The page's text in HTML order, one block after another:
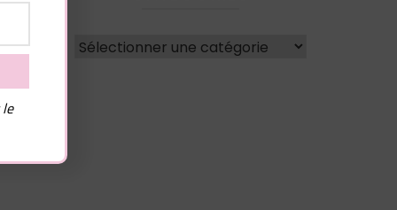
Catégories